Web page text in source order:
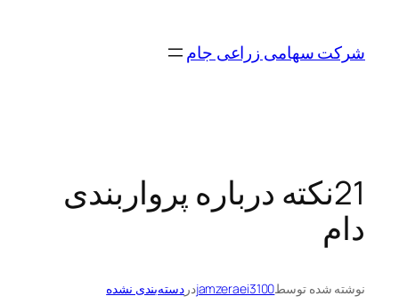
محتواشرکت سهامی زراعی جام
21نکته درباره پرواربندی
دام
نوشته شده توسطjamzeraei3100دردسته‌بندی نشده